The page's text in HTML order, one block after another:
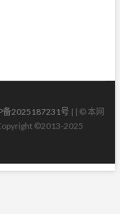
备2025187231号 | | © 本网
©2013-2025